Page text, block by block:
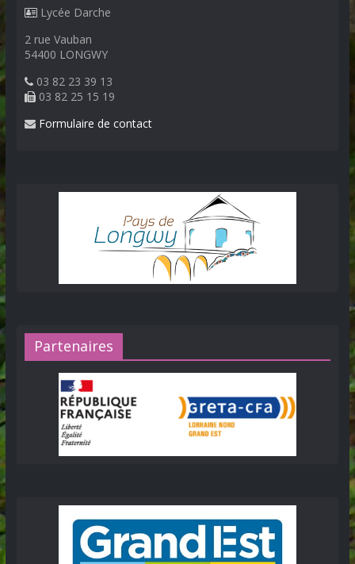
Lycée Darche
2 rue Vauban
54400 LONGWY
03 82 23 39 13
03 82 25 15 19
Formulaire de contact
Partenaires